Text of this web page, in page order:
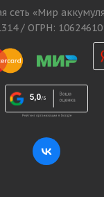
сеть «Мир
/ ОГРН: